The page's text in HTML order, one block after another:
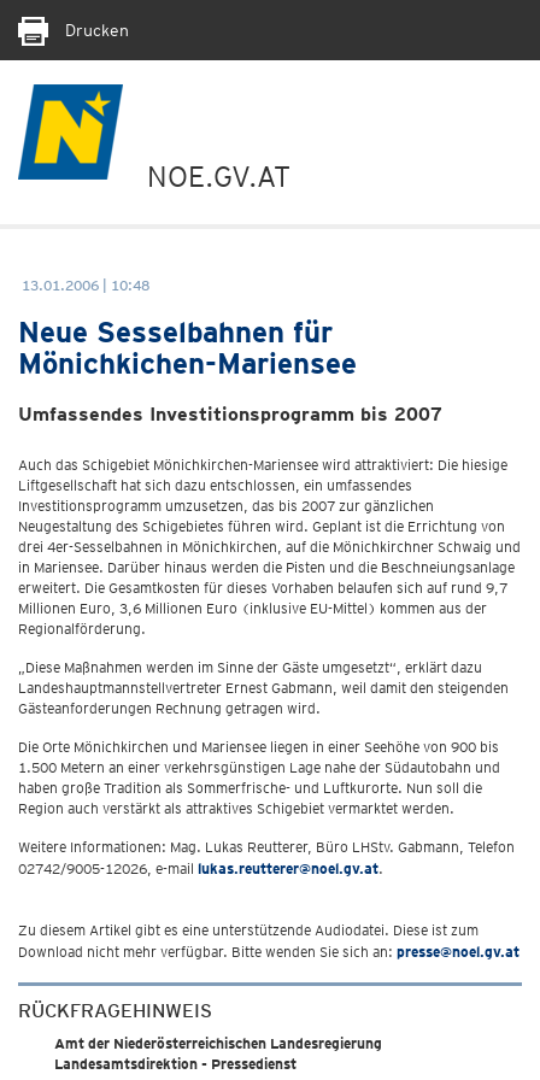
Drucken
NOE.GV.AT
13.01.2006 | 10:48
Neue Sesselbahnen für
Mönichkichen-Mariensee
Umfassendes Investitionsprogramm bis 2007
Auch das Schigebiet Mönichkirchen-Mariensee wird attraktiviert: Die hiesige
Liftgesellschaft hat sich dazu entschlossen, ein umfassendes
Investitionsprogramm umzusetzen, das bis 2007 zur gänzlichen
Neugestaltung des Schigebietes führen wird. Geplant ist die Errichtung von
drei 4er-Sesselbahnen in Mönichkirchen, auf die Mönichkirchner Schwaig und
in Mariensee. Darüber hinaus werden die Pisten und die Beschneiungsanlage
erweitert. Die Gesamtkosten für dieses Vorhaben belaufen sich auf rund 9,7
Millionen Euro, 3,6 Millionen Euro (inklusive EU-Mittel) kommen aus der
Regionalförderung.
„Diese Maßnahmen werden im Sinne der Gäste umgesetzt“, erklärt dazu
Landeshauptmannstellvertreter Ernest Gabmann, weil damit den steigenden
Gästeanforderungen Rechnung getragen wird.
Die Orte Mönichkirchen und Mariensee liegen in einer Seehöhe von 900 bis
1.500 Metern an einer verkehrsgünstigen Lage nahe der Südautobahn und
haben große Tradition als Sommerfrische- und Luftkurorte. Nun soll die
Region auch verstärkt als attraktives Schigebiet vermarktet werden.
Weitere Informationen: Mag. Lukas Reutterer, Büro LHStv. Gabmann, Telefon
02742/9005-12026, e-mail lukas.reutterer@noel.gv.at.
Zu diesem Artikel gibt es eine unterstützende Audiodatei. Diese ist zum
Download nicht mehr verfügbar. Bitte wenden Sie sich an: presse@noel.gv.at
RÜCKFRAGEHINWEIS
Amt der Niederösterreichischen Landesregierung
Landesamtsdirektion - Pressedienst